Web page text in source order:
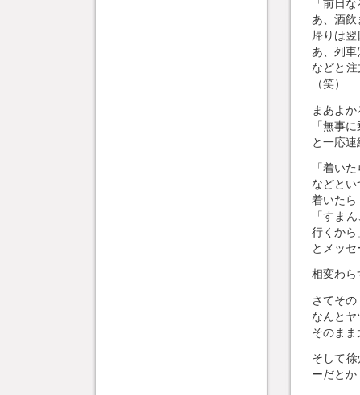
「前日
あ、酒飲
帰りは
あ、列車
などと
（笑）
まあよ
「無事
と一応
「着い
などと
着いたら
「すま
行くから
とメッ
相変わら
さてそ
なんと
そのま
そして
ーだと